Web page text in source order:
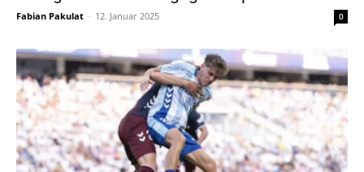
Fabian Pakulat - 12. Januar 2025 0